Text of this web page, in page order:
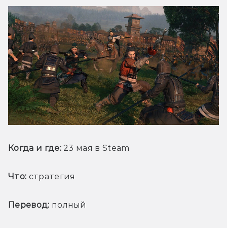
Когда и где: 23 мая в Steam
Что: стратегия
Перевод: полный